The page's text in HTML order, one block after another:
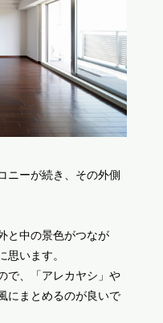
ニーが続き、その外側
と中の景色がつなが
思います。
で、「アレカヤシ」や
にまとめるのが良いで